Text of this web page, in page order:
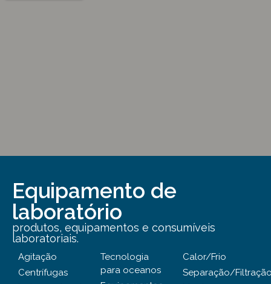
Equipamento de
laboratório
produtos, equipamentos e consumíveis
laboratoriais.
Agitação
Centrífugas
Tecnologia
para oceanos
Calor/Frio
Separação/